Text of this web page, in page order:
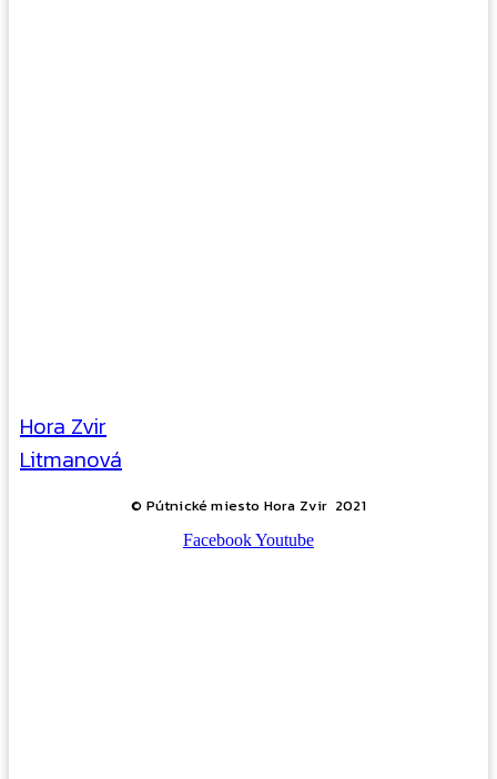
Hora Zvir
Litmanová
© Pútnické miesto Hora Zvir 2021
FacebookYoutube